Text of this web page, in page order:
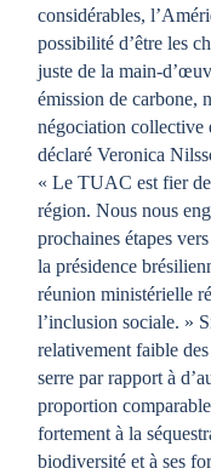
considérables,
possibilité d’être les
juste de la main-
émission de carbone,
négociation collective
déclaré Veronica
« Le TUAC est fier
région. Nous nous
prochaines étapes
la présidence
réunion ministérielle
l’inclusion sociale. »
relativement faible
serre par rapport à
proportion
fortement à la
biodiversité et à ses